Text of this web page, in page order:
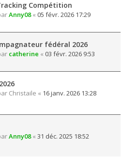
Compétition
Anny08« 05 févr. 2026 17:29
fédéral 2026
catherine « 03 févr. 2026 9:53
Christaile « 16 janv. 2026 13:28
Anny08« 31 déc. 2025 18:52